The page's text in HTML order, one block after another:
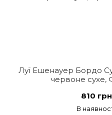
Луї Ешенауер Бордо
червоне сухе,
810 грн
В